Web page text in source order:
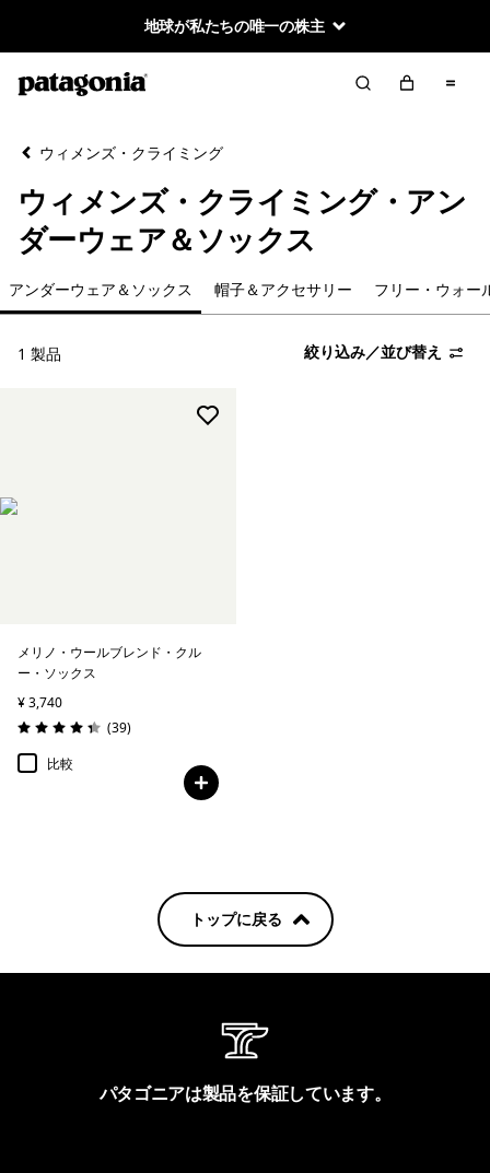
地球が私たちの唯一の株主
絞り込み／並び替え
絞り込み
カテゴリー
ジャケット＆ベスト
フリー・ウォール・キット
絞り込み
在庫のあるサイズ
ウィメンズ・クライミング
ウィメンズ・クライミング・アン
ダーウェア＆ソックス
アンダーウェア＆ソックス 帽子＆アクセサリー フリー・ウォー
1 製品 絞り込み／並び替え
メリノ・ウールブレンド・クル
ー・ソックス
¥ 3,740
評価: 4.3 / 5
(39レビュー
)
比較
トップに戻る
パタゴニアは製品を保証しています。